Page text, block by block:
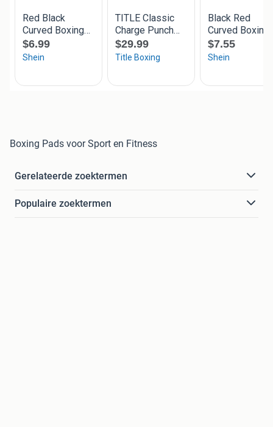
Boxing Pads voor Sport en Fitness
Gerelateerde zoektermen
Populaire zoektermen